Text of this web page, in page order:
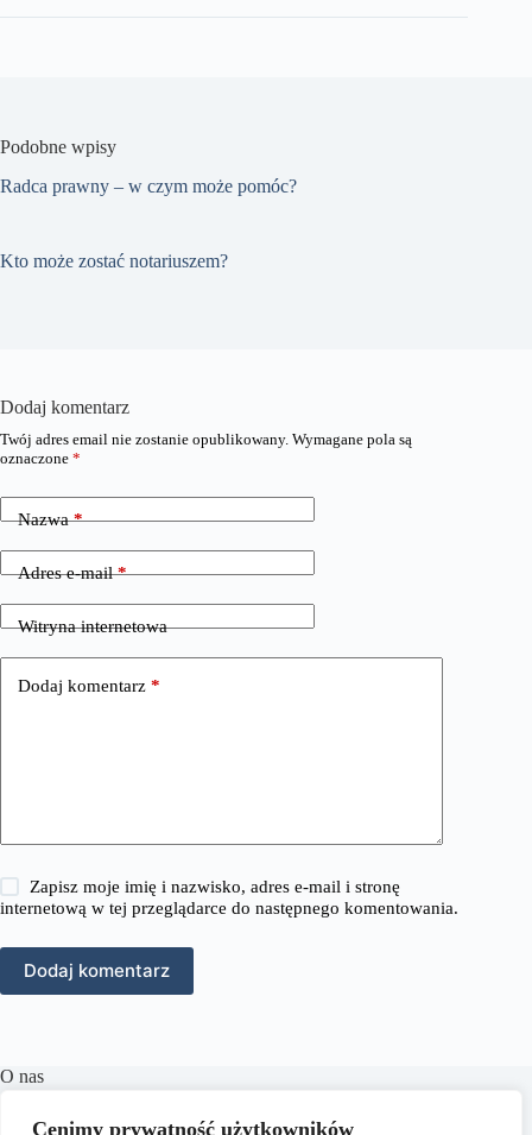
Cenimy prywatność użytkowników
Podobne wpisy
Radca prawny – w czym może pomóc?
Kto może zostać notariuszem?
Dodaj komentarz
Twój adres email nie zostanie opublikowany. Wymagane pola są
oznaczone *
Nazwa*
Adres e-mail*
Witryna internetowa
Dodaj komentarz *
Zapisz moje imię i nazwisko, adres e-mail i stronę
internetową w tej przeglądarce do następnego komentowania.
Dodaj komentarz
O nas